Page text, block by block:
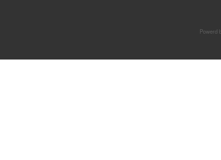
Powerd